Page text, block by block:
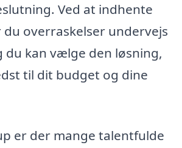
Ved at indhente
overraskelser undervejs
du kan vælge den løsning,
til dit budget og dine
er der mange talentfulde